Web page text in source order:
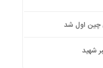
چین اول شد
شهید